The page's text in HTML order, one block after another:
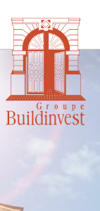
Skip
content